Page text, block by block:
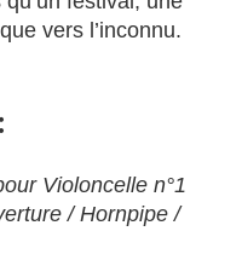
vers l’inconnu.
Violoncelle n°1
/ Hornpipe /